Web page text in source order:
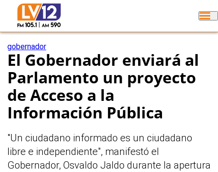
gobernador
El Gobernador enviará al
Parlamento un proyecto
de Acceso a la
Información Pública
"Un ciudadano informado es un ciudadano
libre e independiente", manifestó el
Gobernador, Osvaldo Jaldo durante la apertura